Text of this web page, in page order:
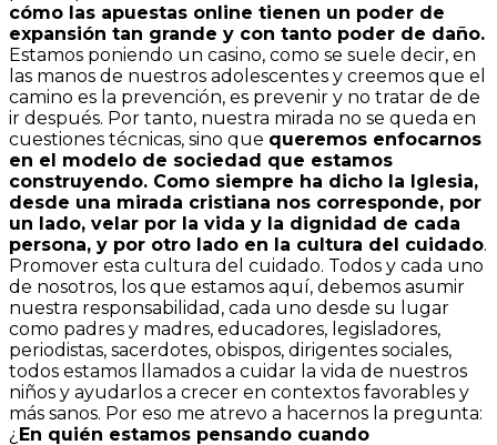
cómo las apuestas online tienen un poder de
expansión tan grande y con tanto poder de daño.
Estamos poniendo un casino, como se suele decir, en
las manos de nuestros adolescentes y creemos que el
camino es la prevención, es prevenir y no tratar de de
ir después. Por tanto, nuestra mirada no se queda en
cuestiones técnicas, sino que queremos enfocarnos
en el modelo de sociedad que estamos
construyendo. Como siempre ha dicho la Iglesia,
desde una mirada cristiana nos corresponde, por
un lado, velar por la vida y la dignidad de cada
persona, y por otro lado en la cultura del cuidado.
Promover esta cultura del cuidado. Todos y cada uno
de nosotros, los que estamos aquí, debemos asumir
nuestra responsabilidad, cada uno desde su lugar
como padres y madres, educadores, legisladores,
periodistas, sacerdotes, obispos, dirigentes sociales,
todos estamos llamados a cuidar la vida de nuestros
niños y ayudarlos a crecer en contextos favorables y
más sanos. Por eso me atrevo a hacernos la pregunta:
¿ En quién estamos pensando cuando